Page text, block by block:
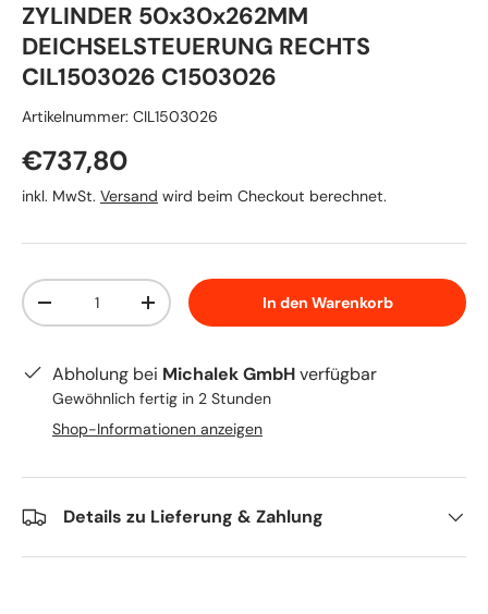
ZYLINDER 50x30x262MM
DEICHSELSTEUERUNG RECHTS
CIL1503026 C1503026
Artikelnummer: CIL1503026
Normaler Preis
€737,80
inkl. MwSt. Versand wird beim Checkout berechnet.
Anzahl
Menge verringernMenge erhöhen In den Warenkorb
Abholung bei Michalek GmbHverfügbar
Gewöhnlich fertig in 2 Stunden
Shop-Informationen anzeigen
Details zu Lieferung & Zahlung